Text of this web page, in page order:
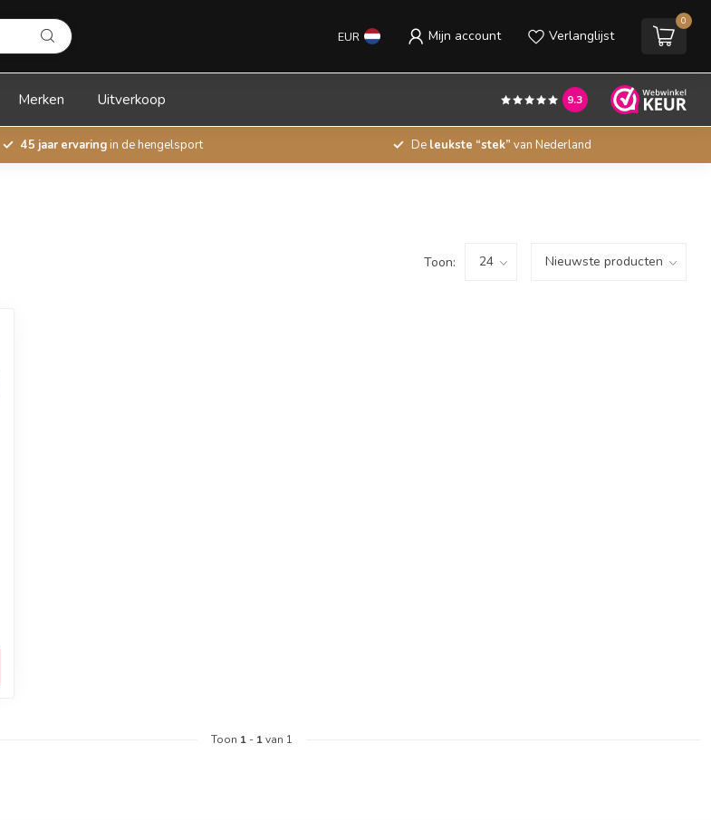
EUR Mijn account Verlanglijst
0
Merken Uitverkoop 9.3
45 jaar ervaringin de hengelsport Deleukste “stek” van Nederland
Toon:
Toon 1 - 1van 1